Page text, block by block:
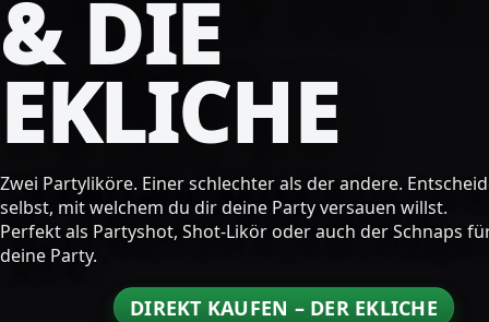
& DIE
EKLICHE
Zwei Partyliköre. Einer schlechter als der andere.
selbst, mit welchem du dir deine Party versauen willst.
Perfekt als Partyshot, Shot-Likör oder auch der Schnaps
deine Party.
DIREKT KAUFEN – DER EKLICHE